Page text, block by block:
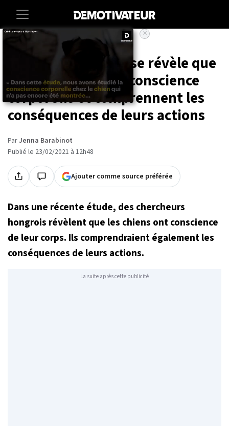
Une étude hongroise révèle que
les chiens ont une conscience
corporelle et comprennent les
conséquences de leurs actions
ParJenna Barabinot
Publié le 23/02/2021 à 12h48
Ajouter comme source préférée
×
Dans une récente étude, des chercheurs
hongrois révèlent que les chiens ont conscience
de leur corps. Ils comprendraient également les
conséquences de leurs actions.
La suite après cette publicité